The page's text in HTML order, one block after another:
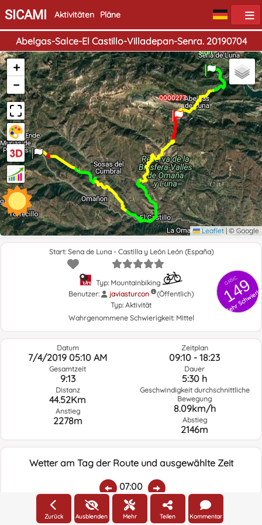
SICAMI Aktivitäten Pläne
Abelgas-Salce-El Castillo-Villadepan-Senra. 20190704
Start
Ende
0000277
+
−
Leaflet | © Google
GRSIC
149
Sehr
Start: Sena de Luna - Castilla y León León (España)
Typ: Mountainbiking
Benutzer:
javiasturcon
(Öffentlich)
Typ: Aktivität
Wahrgenommene Schwierigkeit: Mittel
Datum
7/4/2019 05:10 AM
Gesamtzeit
9:13
Distanz
44.52Km
Anstieg
2278m
Zeitplan
09:10 - 18:23
Dauer
5:30 h
Geschwindigkeit durchschnittliche
Bewegung
8.09km/h
Abstieg
2146m
Wetter am Tag der Route und ausgewählte Zeit
07:00
Regen:
Durchschnittliche
Geschwindigkeit Windrichtung
Zurück Ausblenden Mehr Teilen Kommentar